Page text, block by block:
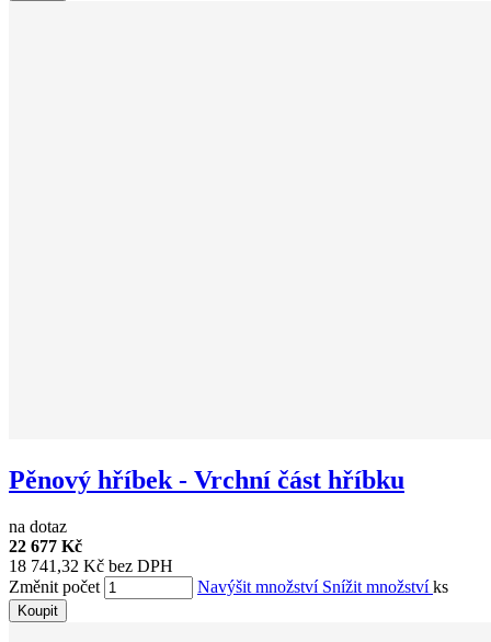
Pěnový hříbek - Vrchní část hříbku
na dotaz
22 677 Kč
18 741,32 Kč bez DPH
Změnit počet
Navýšit množství Snížit množstvíks
Koupit